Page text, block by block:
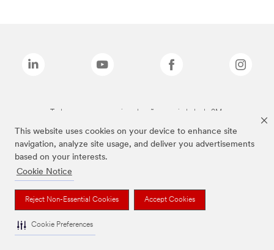
This website uses cookies on your device to enhance site
navigation, analyze site usage, and deliver you advertisements
based on your interests.
Cookie Notice
Reject Non-Essential Cookies Accept Cookies
Cookie Preferences
Todas as marcas mencionadas são propriedade da 3M.